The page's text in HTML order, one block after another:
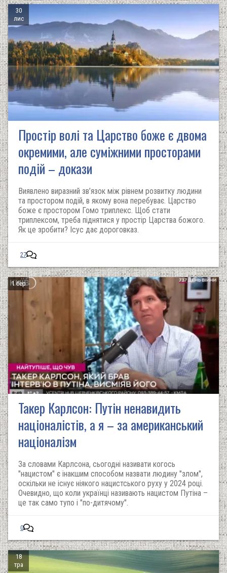
30
лис
Простір волі та Царство боже є двома
окремими, але суміжними просторами
подій – докази
Виявлено виразний зв’язок між рівнем розвитку людини
та простором подій, в якому вона перебуває. Царство
боже є простором Гомо триплекс. Щоб стати
триплексом, треба піднятися у простір Царства божого.
Як це зробити? Ісус дає дороговказ.
27
1 бер
Такер Карлсон: Путін ненавидить
націоналістів, а я – за американський
націоналізм
За словами Карлсона, сьогодні називати когось
"нацистом" є інакшим способом назвати людину "злом",
оскільки не існує ніякого нацистського руху у 2024 році.
Очевидно, що коли українці називають нацистом Путіна –
це так само тупо і "по-дитячому".
0
18
тра